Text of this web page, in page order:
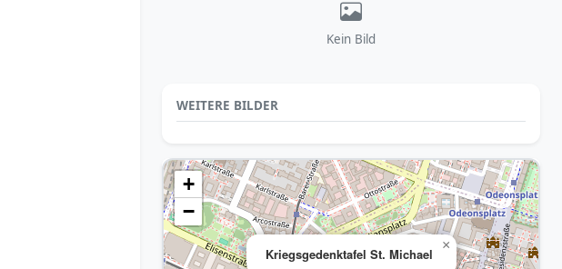
Kein Bild
WEITERE BILDER
Kriegsgedenktafel St. Michael
×
+
−